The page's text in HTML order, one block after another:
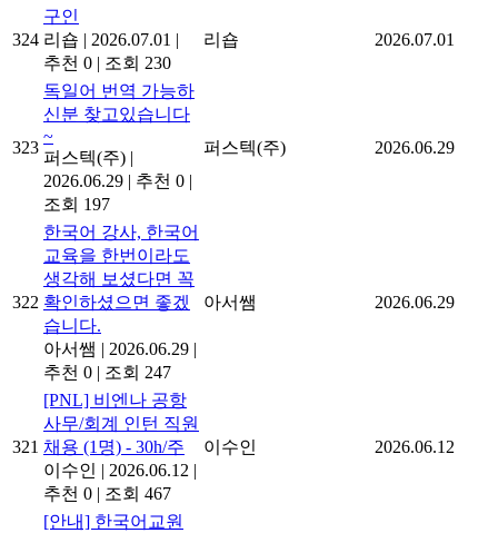
324
구인
리숍 | 2026.07.01 |
추천 0 | 조회 230
리숍 2026.07.01
323
독일어 번역 가능하
신분 찾고있습니다
~
퍼스텍(주) |
2026.06.29 | 추천 0 |
조회 197
퍼스텍(주) 2026.06.29
322
한국어 강사, 한국어
교육을 한번이라도
생각해 보셨다면 꼭
확인하셨으면 좋겠
습니다.
아서쌤 | 2026.06.29 |
추천 0 | 조회 247
아서쌤 2026.06.29
321
[PNL] 비엔나 공항
사무/회계 인턴 직원
채용 (1명) - 30h/주
이수인 | 2026.06.12 |
추천 0 | 조회 467
이수인 2026.06.12
[안내] 한국어교원